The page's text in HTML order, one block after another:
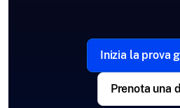
Inizia la prova
Prenota una